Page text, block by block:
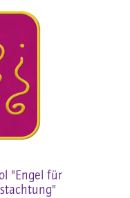
"Engel für